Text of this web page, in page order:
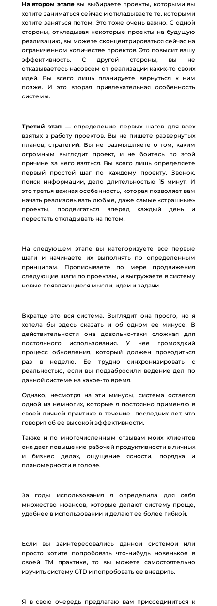
На втором этапевы выбираете проекты, которыми вы
хотите заниматься сейчас и откладываете те, которыми
хотите заняться потом. Это тоже очень важно. С одной
стороны, откладывая некоторые проекты на будущую
реализацию, вы можете сконцентрироваться сейчас на
ограниченном количестве проектов. Это повысит вашу
эффективность. С другой стороны, вы не
отказываетесь насовсем от реализации каких-то своих
идей. Вы всего лишь планируете вернуться к ним
позже. И это вторая привлекательная особенность
системы.
Третий этап — определение первых шагов для всех
взятых в работу проектов. Вы не пишете развернутых
планов, стратегий. Вы не размышляете о том, каким
огромным выглядит проект, и не боитесь по этой
причине за него взяться. Вы всего лишь определяете
первый простой шаг по каждому проекту. Звонок,
поиск информации, дело длительностью 15 минут. И
это третья важная особенность, которая позволяет вам
начать реализовывать любые, даже самые «страшные»
проекты, продвигаться вперед каждый день и
перестать откладывать на потом.
На следующем этапе вы категоризуете все первые
шаги и начинаете их выполнять по определенным
принципам. Прописываете по мере продвижения
следующие шаги по проектам, и выгружаете в систему
новые появляющиеся мысли, идеи и задачи.
Вкратце это вся система. Выглядит она просто, но я
хотела бы здесь сказать и об одном ее минусе. В
действительности она довольно-таки сложная для
постоянного использования. У нее громоздкий
процесс обновления, который должен проводиться
раз в неделю. Ее трудно синхронизировать с
реальностью, если вы подзабросили ведение дел по
данной системе на какое-то время.
Однако, несмотря на эти минусы, система остается
одной из немногих, которые я постоянно применяю в
своей личной практике в течение последних лет, что
говорит об ее высокой эффективности.
Также и по многочисленным отзывам моих клиентов
она дает повышение рабочей продуктивности в личных
и бизнес делах, ощущение ясности, порядка и
планомерности в голове.
За годы использования я определила для себя
множество нюансов, которые делают систему проще,
удобнее в использовании и делают ее более гибкой.
Если вы заинтересовались данной системой или
просто хотите попробовать что-нибудь новенькое в
своей ТМ практике, то вы можете самостоятельно
изучить систему GTD и попробовать ее внедрить.
Я в свою очередь предлагаю вам присоединиться к